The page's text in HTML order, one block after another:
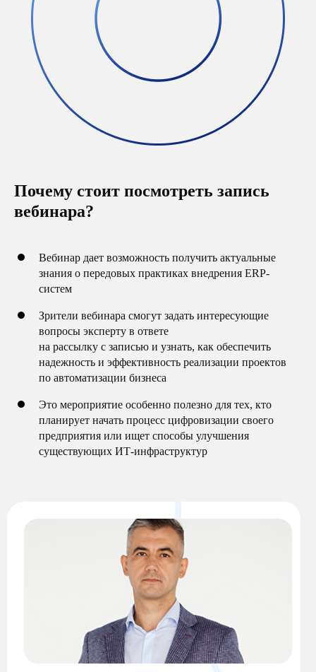
Почему стоит посмотреть запись
вебинара?
Вебинар дает возможность получить актуальные
знания о передовых практиках внедрения ERP-
систем
Зрители вебинара смогут задать интересующие
вопросы эксперту в ответе
на рассылку с записью и узнать, как обеспечить
надежность и эффективность реализации проектов
по автоматизации бизнеса
Это мероприятие особенно полезно для тех, кто
планирует начать процесс цифровизации своего
предприятия или ищет способы улучшения
существующих ИТ-инфраструктур